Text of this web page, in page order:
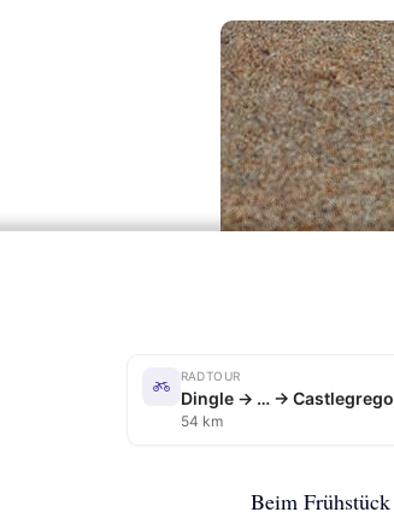
RADTOUR
Dingle → … →
54 km
Beim